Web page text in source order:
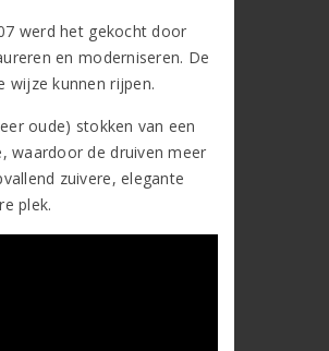
werd het gekocht door
en moderniseren. De
wijze kunnen rijpen.
oude) stokken van een
waardoor de druiven meer
zuivere, elegante
plek.